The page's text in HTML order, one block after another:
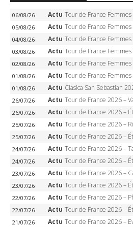
06/08/26 Actu Tour de France Femmes 2026, étape 6 – Kim Le Court-
05/08/26 Actu Tour de France Femmes 2026, étape 5 – Demi Vollering gagne à
04/08/26 Actu Tour de France Femmes 2026, étape 4 – Marlen Reusser
03/08/26 Actu Tour de France Femmes 2026, étape 3 – Sigrid Haugset en
02/08/26 Actu Tour de France Femmes 2026, étape 2 – Lorena Wiebes doublé
01/08/26 Actu Tour de France Femmes 2026, étape 1 – Lorena Wiebes
01/08/26 Actu Clasica San Sebastian 2026 – Evenepoel recordman,
26/07/26 Actu Tour de France 2026 – Van der Poel monumental à Paris,
26/07/26 Actu Tour de France 2026 – Étape 21 : Van der Poel, Pogacar, qui
25/07/26 Actu Tour de France 2026 – Richard Carapaz roi des Alpes, doublé
25/07/26 Actu Tour de France 2026 – Étape 20 : L’étape reine, Galibier,
24/07/26 Actu Tour de France 2026 – Tadej Pogacar dompte l’Alpe
24/07/26 Actu Tour de France 2026 – Étape 19 : Pogacar peut-il
23/07/26 Actu Tour de France 2026 – Carapaz en solitaire à Orcières-Merlette,
23/07/26 Actu Tour de France 2026 – Étape 18 : Qui domptera Orcières-
22/07/26 Actu Tour de France 2026 – Philipsen débloque son compteur à
22/07/26 Actu Tour de France 2026 – Étape 17 : Pedersen peut-il
21/07/26 Actu Tour de France 2026 – Evenepoel écrase le chrono